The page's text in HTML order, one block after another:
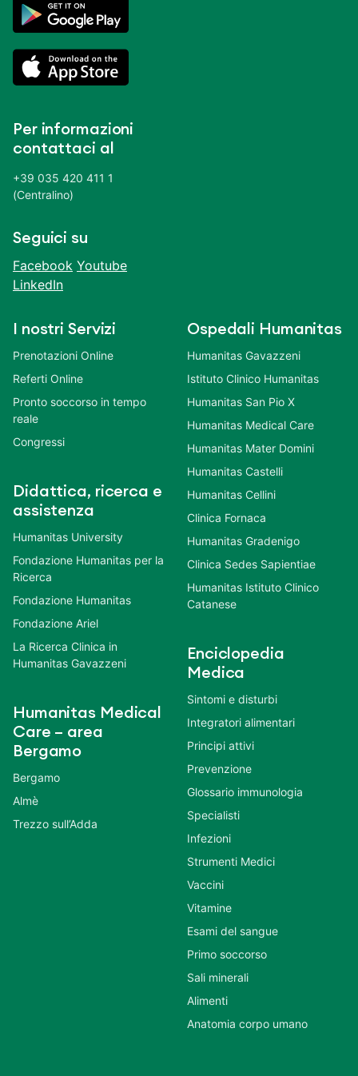
Per informazioni
contattaci al
+39 035 420 411 1
(Centralino)
Seguici su
Facebook Youtube
LinkedIn
I nostri Servizi
Prenotazioni Online
Referti Online
Pronto soccorso in tempo
reale
Congressi
Didattica, ricerca e
assistenza
Humanitas University
Fondazione Humanitas per la
Ricerca
Fondazione Humanitas
Fondazione Ariel
La Ricerca Clinica in
Humanitas Gavazzeni
Humanitas Medical
Care – area
Bergamo
Bergamo
Almè
Trezzo sull’Adda
Ospedali Humanitas
Humanitas Gavazzeni
Istituto Clinico Humanitas
Humanitas San Pio X
Humanitas Medical Care
Humanitas Mater Domini
Humanitas Castelli
Humanitas Cellini
Clinica Fornaca
Humanitas Gradenigo
Clinica Sedes Sapientiae
Humanitas Istituto Clinico
Catanese
Enciclopedia
Medica
Sintomi e disturbi
Integratori alimentari
Principi attivi
Prevenzione
Glossario immunologia
Specialisti
Infezioni
Strumenti Medici
Vaccini
Vitamine
Esami del sangue
Primo soccorso
Sali minerali
Alimenti
Anatomia corpo umano